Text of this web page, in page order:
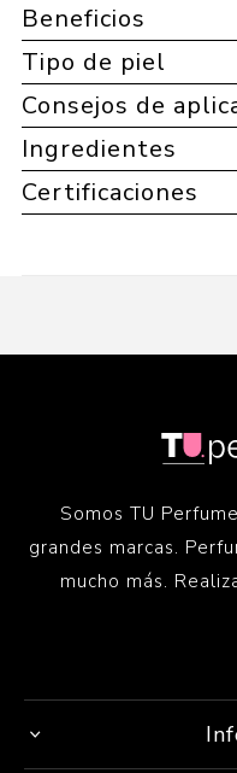
Beneficios
Tipo de piel
Consejos de
Ingredientes
Certificaciones
Somos TU
grandes marcas.
mucho más.